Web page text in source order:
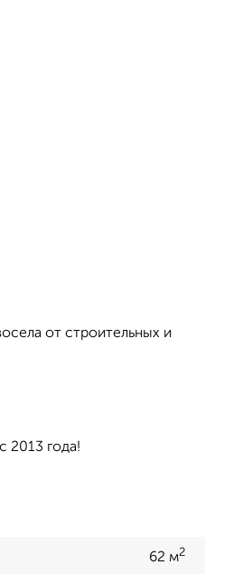
от строительных и
2013 года!
62 м2